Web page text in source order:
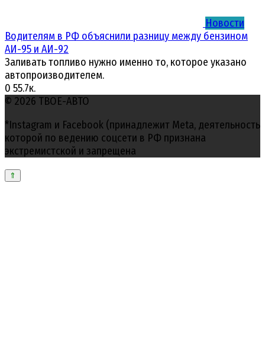
Новости
Водителям в РФ объяснили разницу между бензином
АИ-95 и АИ-92
Заливать топливо нужно именно то, которое указано
автопроизводителем.
0 55.7к.
© 2026 ТВОЕ-АВТО
*Instagram и Facebook (принадлежит Meta, деятельность
которой по ведению соцсети в РФ признана
экстремистской и запрещена